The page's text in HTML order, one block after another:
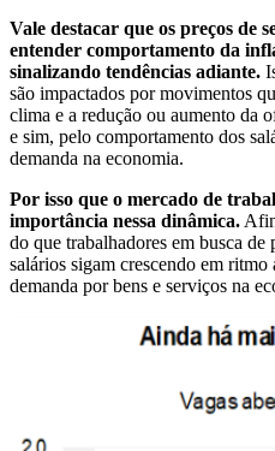
Vale destacar que os preços de
entender comportamento da
sinalizando tendências adiante.
são impactados por movimentos
clima e a redução ou aumento da
e sim, pelo comportamento dos
demanda na economia.
Por isso que o mercado de
importância nessa dinâmica.
do que trabalhadores em busca de
salários sigam crescendo em ritmo
demanda por bens e serviços na